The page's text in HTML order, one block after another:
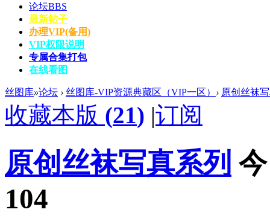
论坛BBS
最新帖子
办理VIP(备用)
VIP权限说明
专属合集打包
在线看图
丝图库»论坛 › 丝图库-VIP资源典藏区（VIP一区） › 原创丝袜
收藏本版 (21) |订阅
原创丝袜写真系列
104